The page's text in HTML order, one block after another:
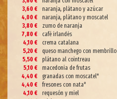
naranja, plàtano y azúcar
3,60 €
naranja, plàtano y moscatel
4,00 €
zumo de naranja
3,80 €
café irlandés
7,80 €
crema catalana
4,10 €
queso manchego con membrillo
5,20 €
plátano al cointreau
5,50 €
macedonia de frutas
5,10 €
granadas con moscatel*
4,40 €
fresones con nata*
4,40 €
requesón y miel
4,10 €